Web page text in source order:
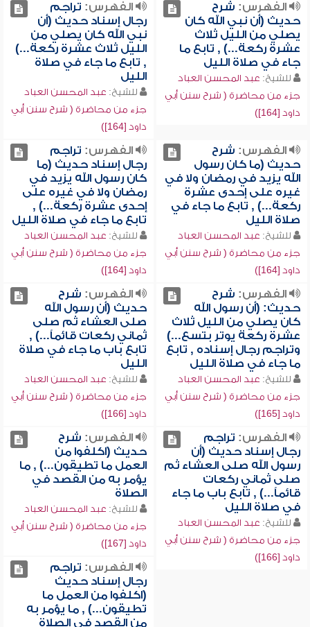
الفهرس: شرح
حديث (أن نبي الله كان
يصلي من الليل ثلاث
عشرة ركعة...) , تابع ما
جاء في صلاة الليل
للشيخ: عبد المحسن العباد
جزء من محاضرة ( شرح سنن أبي
داود [164])
الفهرس: تراجم
رجال إسناد حديث (أن
نبي الله كان يصلي من
الليل ثلاث عشرة ركعة...)
, تابع ما جاء في صلاة
الليل
للشيخ: عبد المحسن العباد
جزء من محاضرة ( شرح سنن أبي
داود [164])
الفهرس: شرح
حديث (ما كان رسول
الله يزيد في رمضان ولا في
غيره على إحدى عشرة
ركعة...) , تابع ما جاء في
صلاة الليل
للشيخ: عبد المحسن العباد
جزء من محاضرة ( شرح سنن أبي
داود [164])
الفهرس: تراجم
رجال إسناد حديث (ما
كان رسول الله يزيد في
رمضان ولا في غيره على
إحدى عشرة ركعة...) ,
تابع ما جاء في صلاة الليل
للشيخ: عبد المحسن العباد
جزء من محاضرة ( شرح سنن أبي
داود [164])
الفهرس: شرح
حديث: (أن رسول الله
كان يصلي من الليل ثلاث
عشرة ركعة يوتر بتسع...)
وتراجم رجال إسناده , تابع
ما جاء في صلاة الليل
للشيخ: عبد المحسن العباد
جزء من محاضرة ( شرح سنن أبي
داود [165])
الفهرس: شرح
حديث (أن رسول الله
صلى العشاء ثم صلى
ثماني ركعات قائماً...) ,
تابع باب ما جاء في صلاة
الليل
للشيخ: عبد المحسن العباد
جزء من محاضرة ( شرح سنن أبي
داود [166])
الفهرس: تراجم
رجال إسناد حديث (أن
رسول الله صلى العشاء ثم
صلى ثماني ركعات
قائماً...) , تابع باب ما جاء
في صلاة الليل
للشيخ: عبد المحسن العباد
جزء من محاضرة ( شرح سنن أبي
داود [166])
الفهرس: شرح
حديث (اكلفوا من
العمل ما تطيقون...) , ما
يؤمر به من القصد في
الصلاة
للشيخ: عبد المحسن العباد
جزء من محاضرة ( شرح سنن أبي
داود [167])
الفهرس: تراجم
رجال إسناد حديث
(اكلفوا من العمل ما
تطيقون...) , ما يؤمر به
من القصد في الصلاة